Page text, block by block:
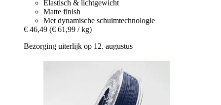
Elastisch & lichtgewicht
Matte finish
Met dynamische schuimtechnologie
€ 46,49 (€ 61,99 / kg)
Bezorging uiterlijk op 12. augustus